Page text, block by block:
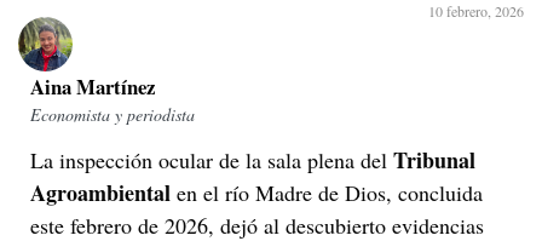
10 febrero, 2026
Aina Martínez
Economista y periodista
La inspección ocular de la sala plena del Tribunal
Agroambiental en el río Madre de Dios, concluida
este febrero de 2026, dejó al descubierto evidencias